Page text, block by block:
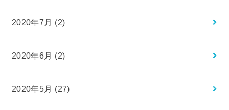
2020年7月 (2)
2020年6月 (2)
2020年5月 (27)